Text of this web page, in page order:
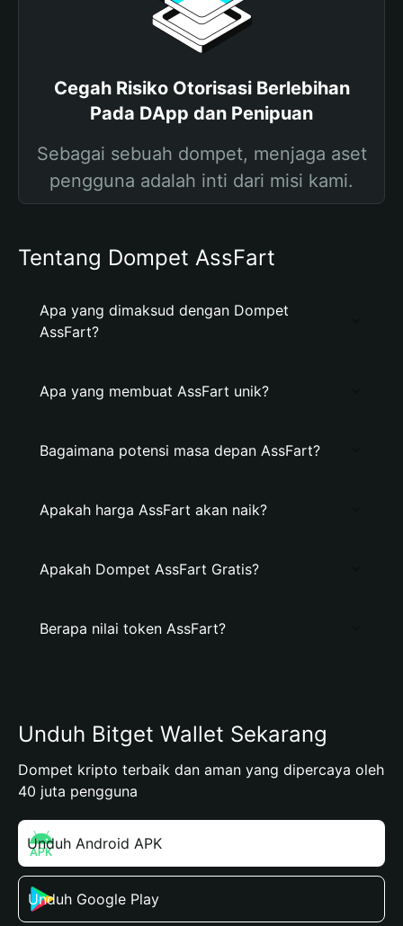
Cegah Risiko Otorisasi Berlebihan
Pada DApp dan Penipuan
Sebagai sebuah dompet, menjaga aset
pengguna adalah inti dari misi kami.
Tentang Dompet AssFart
Apa yang dimaksud dengan Dompet
AssFart?
Apa yang membuat AssFart unik?
Bagaimana potensi masa depan AssFart?
Apakah harga AssFart akan naik?
Apakah Dompet AssFart Gratis?
Berapa nilai token AssFart?
Unduh Bitget Wallet Sekarang
Dompet kripto terbaik dan aman yang dipercaya oleh
40 juta pengguna
Unduh Android APK
Unduh Google Play